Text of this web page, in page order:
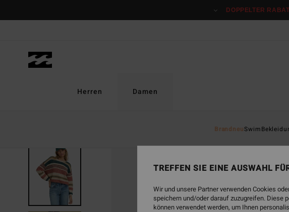
DOPPELTER
Herren Damen
BrandneuSwim
TREFFEN SIE EINE AUSWAHL
Wir und unsere Partner verwenden Cookies
speichern und/oder darauf zuzugreifen. Diese
können verwendet werden, um Ihnen